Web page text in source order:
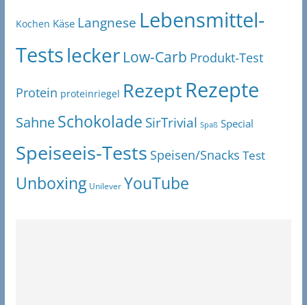
Kochen Käse Langnese Lebensmittel-
Testslecker Low-Carb Produkt-Test
Protein proteinriegel RezeptRezepte
SahneSchokolade SirTrivial Spaß Special
Speiseeis-Tests Speisen/Snacks Test
Unboxing Unilever YouTube